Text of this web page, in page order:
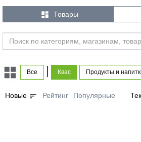
 Товары
Все Квас Продукты и
Новые sort Рейтинг Популярные